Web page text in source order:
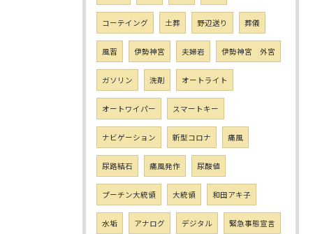
コーテイング 土葬 野辺送り 葬儀
風習 伊勢神宮 夫婦岩 伊勢神宮 外宮
ガソリン 洗剤 オートライト
オートワイパー スマートキー
ナビゲーション 新型コロナ 痛風
尿路結石 痛風発作 尿酸値
プーチン大統領 大統領 和田アキ子
水垢 アナログ デジタル 緊急事態宣言